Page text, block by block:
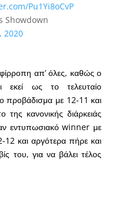
Pu1Yi8oCvP
Showdown
2020
απ’ όλες, καθώς ο
εκεί ως το τελευταίο
προβάδισμα με 12-11 και
της κανονικής διάρκειάς
εντυπωσιακό winner με
και αργότερα πήρε και
του, για να βάλει τέλος